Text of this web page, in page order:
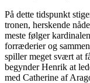
På dette tidspunkt
tronen, herskende
meste følger
forræderier og
spiller meget svært at
begynder Henrik at
med Catherine af